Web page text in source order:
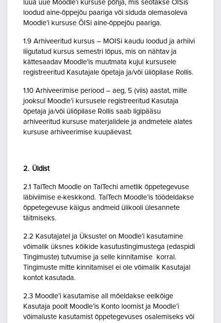
luua uue Moodle’i kursuse põhja, mis seotakse ÕISis
loodud aine-õppejõu paariga või siduda olemasoleva
Moodle’i kursuse ÕISi aine-õppejõu paariga.
1.9 Arhiveeritud kursus – MOISi kaudu loodud ja arhiivi
liigutatud kursus semestri lõpus, mis on nähtav ja
kättesaadav Moodle’is muutmata kujul kursusele
registreeritud Kasutajale õpetaja ja/või üliõpilase Rollis.
1.10 Arhiveerimise periood – aeg, 5 (viis) aastat, mille
jooksul Moodle’i kursusele registreeritud Kasutaja
õpetaja ja/või üliõpilase Rollis saab ligipääsu
arhiveeritud kursuse materjalidele ja andmetele alates
kursuse arhiveerimise kuupäevast.
2. Üldist
2.1 TalTech Moodle on TalTechi ametlik õppetegevuse
läbiviimise e-keskkond. TalTech Moodle’is töödeldakse
õppetegevuse käigus andmeid ülikooli ülesannete
täitmiseks.
2.2 Kasutajatel ja Üksustel on Moodle’i kasutamine
võimalik üksnes kõikide kasutustingimustega (edaspidi
Tingimuste) tutvumise ja selle kinnitamise korral.
Tingimuste mitte kinnitamisel ei ole võimalik Kasutajal
kontot kasutada.
2.3 Moodle’i kasutamise all mõeldakse eelkõige
Kasutaja poolt Moodle’is Konto loomist ja Moodle’i
võimaluste kasutamist õppetegevuses osalemiseks või